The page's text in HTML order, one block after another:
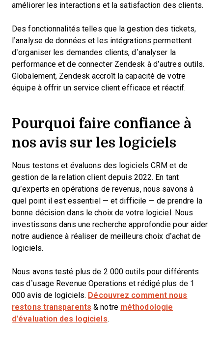
améliorer les interactions et la satisfaction des clients.
Des fonctionnalités telles que la gestion des tickets,
l’analyse de données et les intégrations permettent
d’organiser les demandes clients, d’analyser la
performance et de connecter Zendesk à d’autres outils.
Globalement, Zendesk accroît la capacité de votre
équipe à offrir un service client efficace et réactif.
Pourquoi faire confiance à
nos avis sur les logiciels
Nous testons et évaluons des logiciels CRM et de
gestion de la relation client depuis 2022. En tant
qu’experts en opérations de revenus, nous savons à
quel point il est essentiel — et difficile — de prendre la
bonne décision dans le choix de votre logiciel. Nous
investissons dans une recherche approfondie pour aider
notre audience à réaliser de meilleurs choix d’achat de
logiciels.
Nous avons testé plus de 2 000 outils pour différents
cas d’usage Revenue Operations et rédigé plus de 1
000 avis de logiciels. Découvrez comment nous
restons transparents & notre méthodologie
d’évaluation des logiciels.